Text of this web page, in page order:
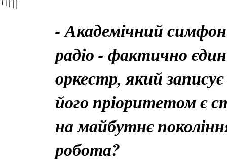
- Академічний
радіо - фактично
оркестр, який
його пріоритетом є
на майбутнє
робота?